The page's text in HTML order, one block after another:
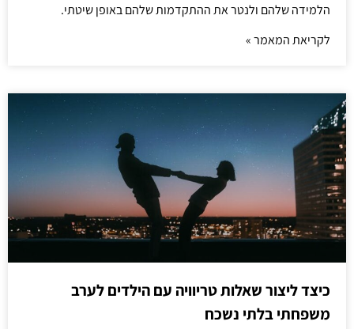
הלמידה שלהם ולנטר את ההתקדמות שלהם באופן שיטתי.
לקריאת המאמר »
כיצד ליצור שאלות טריוויה עם הילדים לערב
משפחתי בלתי נשכח